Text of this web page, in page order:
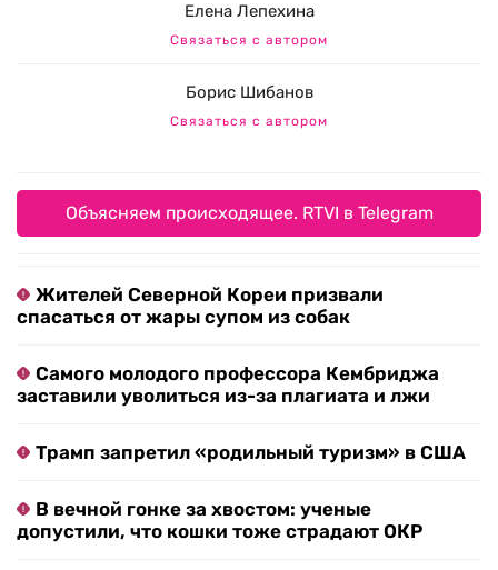
Елена Лепехина
Связаться с автором
Борис Шибанов
Связаться с автором
Объясняем происходящее. RTVI в Telegram
Жителей Северной Кореи призвали
спасаться от жары супом из собак
Самого молодого профессора Кембриджа
заставили уволиться из-за плагиата и лжи
Трамп запретил «родильный туризм» в США
В вечной гонке за хвостом: ученые
допустили, что кошки тоже страдают ОКР